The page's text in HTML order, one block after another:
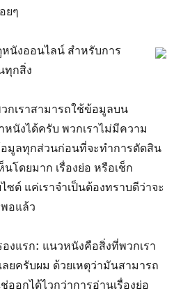
ยๆ
นังออนไลน์ สำหรับการ
ทุกสิ่ง
กเราสามารถใช้ข้อมูลบน
นังได้ครับ พวกเราไม่มีความ
อมูลทุกส่วนก่อนที่จะทำการตัดสิน
โดยมาก เรื่องย่อ หรือเช็ก
ซต์ แค่เราจำเป็นต้องทราบดีว่าจะ
อแล้ว
งแรก: แนวหนังคือสิ่งที่พวกเรา
ลยครับผม ด้วยเหตุว่ามันสามารถ
ออกได้ไวกว่าการอ่านเรื่องย่อ